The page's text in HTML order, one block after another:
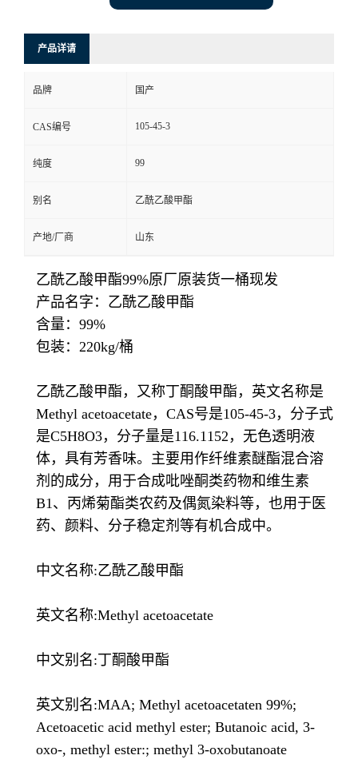
产品详请
品牌 国产
CAS编号 105-45-3
纯度 99
别名 乙酰乙酸甲酯
产地/厂商 山东
乙酰乙酸甲酯99%原厂原装货一桶现发
产品名字：乙酰乙酸甲酯
含量：99%
包装：220kg/桶
乙酰乙酸甲酯，又称丁酮酸甲酯，英文名称是
Methyl acetoacetate，CAS号是105-45-3，分子式
是C5H8O3，分子量是116.1152，无色透明液
体，具有芳香味。主要用作纤维素醚酯混合溶
剂的成分，用于合成吡唑酮类药物和维生素
B1、丙烯菊酯类农药及偶氮染料等，也用于医
药、颜料、分子稳定剂等有机合成中。
中文名称:乙酰乙酸甲酯
英文名称:Methyl acetoacetate
中文别名:丁酮酸甲酯
英文别名:MAA; Methyl acetoacetaten 99%;
Acetoacetic acid methyl ester; Butanoic acid, 3-
oxo-, methyl ester:; methyl 3-oxobutanoate